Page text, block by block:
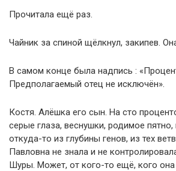
Прочитала ещё раз.
Чайник за спиной щёлкнул, закипев.
В самом конце была надпись :
Предполагаемый отец не исключён».
Костя. Алёшка его сын. На сто
серые глаза, веснушки, родимое
откуда-то из глубины генов, из тех
Павловна не знала и не
Шуры. Может, от кого-то ещё, кого она